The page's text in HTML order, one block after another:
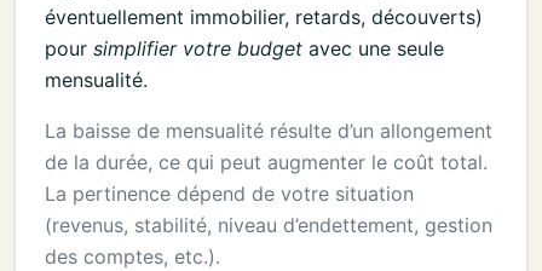
éventuellement immobilier, retards, découverts)
pour simplifier votre budget avec une seule
mensualité.
La baisse de mensualité résulte d’un allongement
de la durée, ce qui peut augmenter le coût total.
La pertinence dépend de votre situation
(revenus, stabilité, niveau d’endettement, gestion
des comptes, etc.).